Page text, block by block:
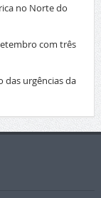
no Norte do
com três
das urgências da